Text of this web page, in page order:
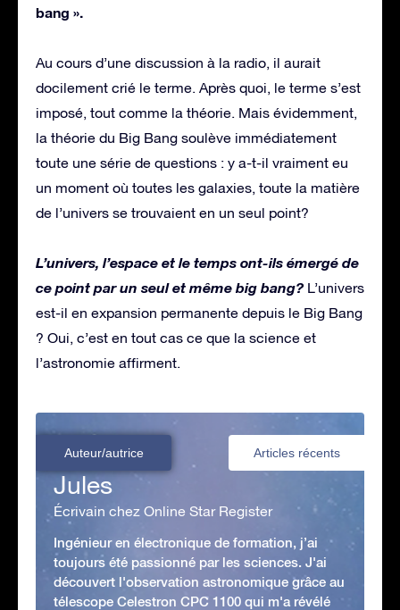
bang ».
Au cours d’une discussion à la radio, il aurait
docilement crié le terme. Après quoi, le terme s’est
imposé, tout comme la théorie. Mais évidemment,
la théorie du Big Bang soulève immédiatement
toute une série de questions : y a-t-il vraiment eu
un moment où toutes les galaxies, toute la matière
de l’univers se trouvaient en un seul point?
L’univers, l’espace et le temps ont-ils émergé de
ce point par un seul et même big bang? L’univers
est-il en expansion permanente depuis le Big Bang
? Oui, c’est en tout cas ce que la science et
l’astronomie affirment.
Auteur/autrice Articles récents
Jules
Écrivain chez Online Star Register
Ingénieur en électronique de formation, j’ai
toujours été passionné par les sciences. J'ai
découvert l'observation astronomique grâce au
télescope Celestron CPC 1100 qui m'a révélé